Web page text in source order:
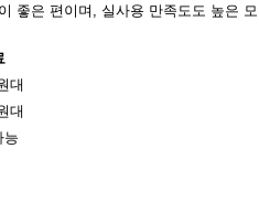
좋은 편이며, 실사용 만족도도 높은 모
대
대
능